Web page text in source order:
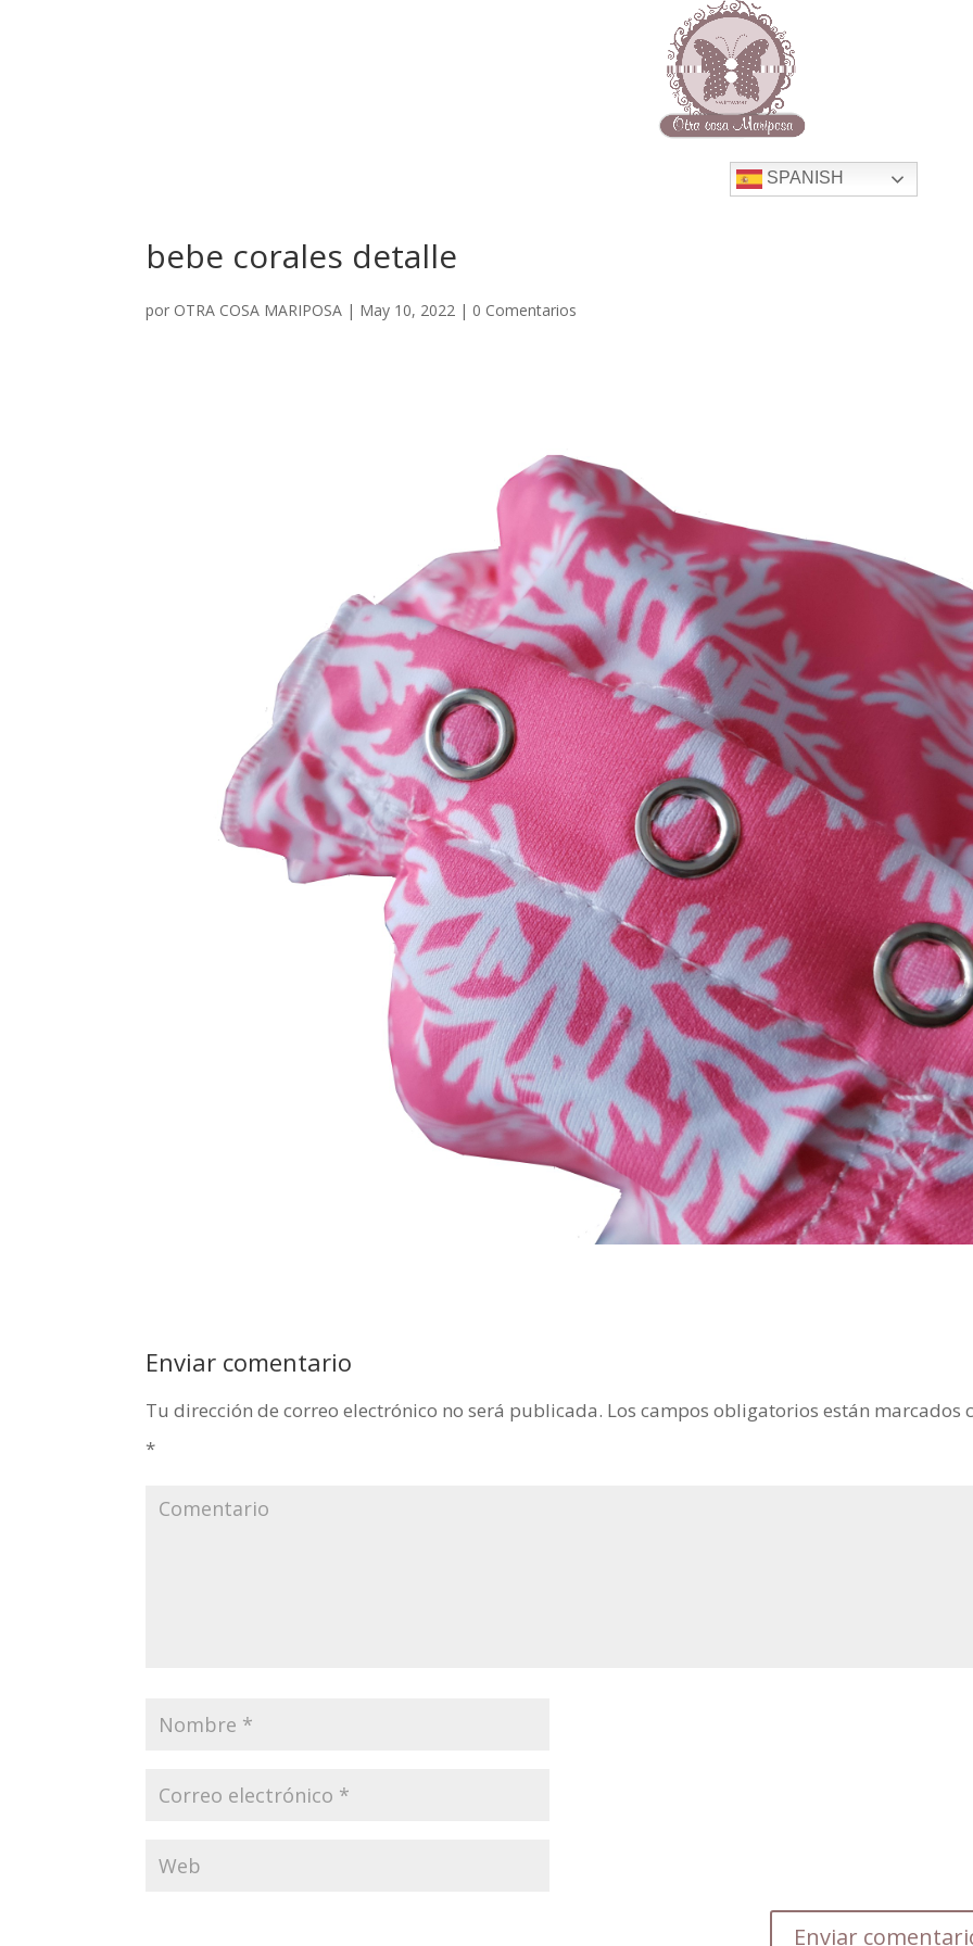
SPANISH
bebe corales detalle
por OTRA COSA MARIPOSA | May 10, 2022 | 0 Comentarios
Enviar comentario
Tu dirección de correo electrónico no será publicada. Los campos obligatorios están marcados
*